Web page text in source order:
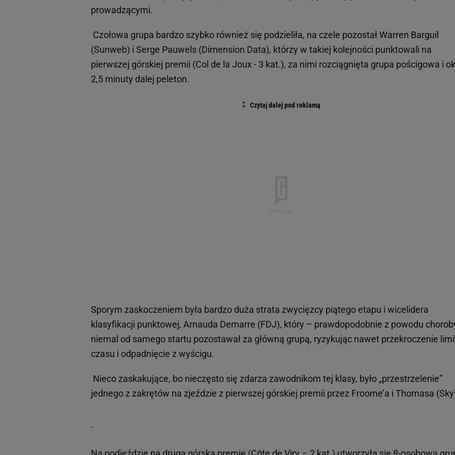
prowadzącymi.
Czołowa grupa bardzo szybko również się podzieliła, na czele pozostał Warren Barguil
(Sunweb) i Serge Pauwels (Dimension Data), którzy w takiej kolejności punktowali na
pierwszej górskiej premii (Col de la Joux - 3 kat.), za nimi rozciągnięta grupa pościgowa i
2,5 minuty dalej peleton.
Sporym zaskoczeniem była bardzo duża strata zwycięzcy piątego etapu i wicelidera
klasyfikacji punktowej, Arnauda Demarre (FDJ), który – prawdopodobnie z powodu
niemal od samego startu pozostawał za główną grupą, ryzykując nawet przekroczenie
czasu i odpadnięcie z wyścigu.
Nieco zaskakujące, bo nieczęsto się zdarza zawodnikom tej klasy, było „przestrzelenie”
jednego z zakrętów na zjeździe z pierwszej górskiej premii przez Froome’a i Thomasa